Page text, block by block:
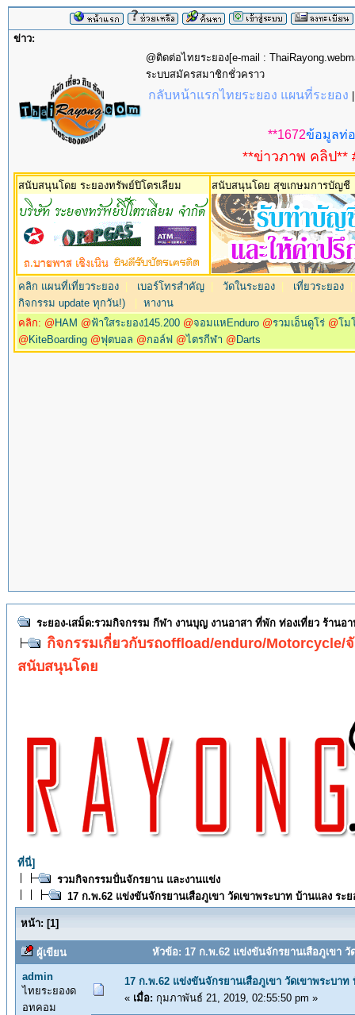
ข่าว:
@ติดต่อไทยระยอง[e-mail :
ระบบสมัครสมาชิกชั่วคราว
กลับหน้าแรกไทยระยอง แผนที่ระยอง
**1672ข้อมูลท่
**ข่าวภาพ คลิป**
สนับสนุนโดย ระยองทรัพย์ปิโตรเลียม สนับสนุนโดย สุขเกษมการบัญชี
คลิก แผนที่เที่ยวระยอง เบอร์โทรสำคัญ วัดในระยอง เที่ยวระยอง
กิจกรรม update ทุกวัน!) |หางาน
คลิก: @ HAM @ฟ้าใสระยอง145.200 @จอมแหEnduro @รวมเอ็นดูโร่ @โม
@ KiteBoarding @ฟุตบอล @กอล์ฟ @ไตรกีฬา @ Darts
ระยอง-เสม็ด:รวมกิจกรรม กีฬา งานบุญ งานอาสา ที่พัก ท่องเที่ยว ร้านอ
กิจกรรมเกี่ยวกับรถoffload/enduro/Motorcycle/
สนับสนุนโดย
ที่นี่]
รวมกิจกรรมปั่นจักรยาน และงานแข่ง
17 ก.พ.62 แข่งขันจักรยานเสือภูเขา วัดเขาพระบาท บ้านแลง ระย
หน้า: [1]
ผู้เขียน หัวข้อ: 17 ก.พ.62 แข่งขันจักรยานเสือภูเขา
admin
ไทยระยองด
อทคอม
17 ก.พ.62 แข่งขันจักรยานเสือภูเขา วัดเขาพระบาท
« เมื่อ: กุมภาพันธ์ 21, 2019, 02:55:50 pm »